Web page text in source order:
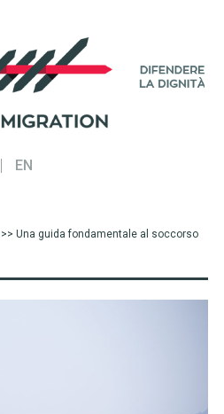
EN
Una guida fondamentale al soccorso